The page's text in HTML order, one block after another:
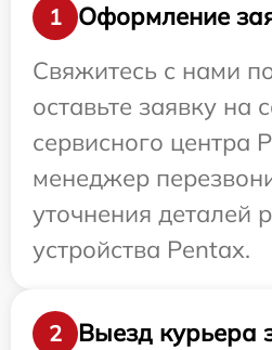
1
Оформление
Свяжитесь с нами
оставьте заявку на
сервисного центра
менеджер
уточнения деталей
устройства Pentax.
2
Выезд курьера